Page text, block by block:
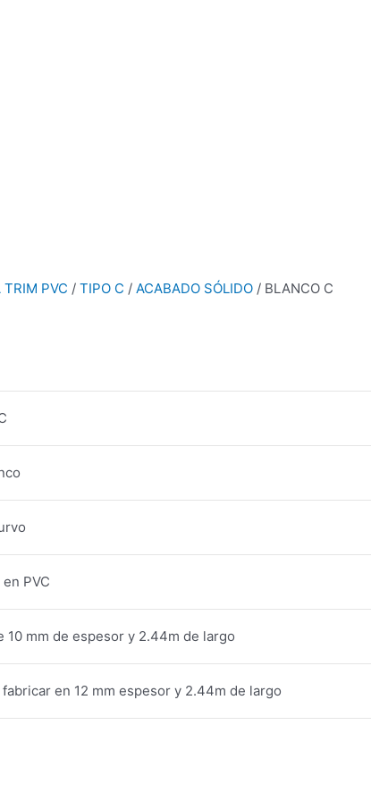
TRIM PVC / TIPO C / ACABADO SÓLIDO / BLANCO C
PVC
10 mm de espesor y 2.44m de largo
en 12 mm espesor y 2.44m de largo